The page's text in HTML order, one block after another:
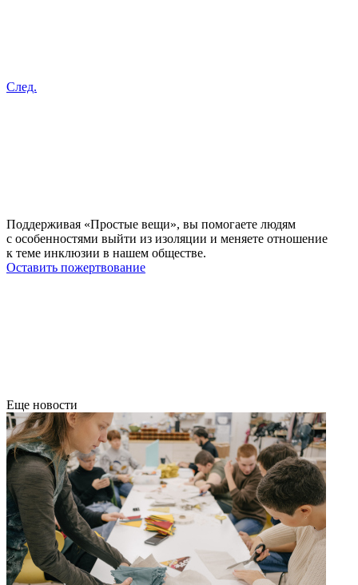
След.
Поддерживая «Простые вещи», вы помогаете людям
с особенностями выйти из изоляции и меняете отношение
к теме инклюзии в нашем обществе.
Оставить пожертвование
Еще новости